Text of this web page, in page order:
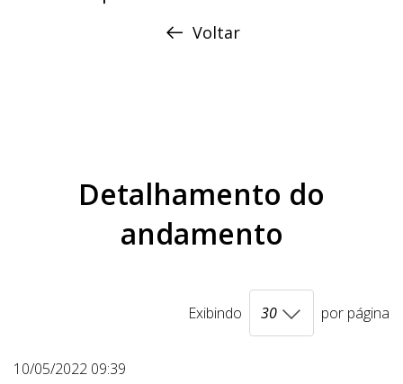
Voltar
Detalhamento do
andamento
Exibindo por página
10/05/2022 09:39